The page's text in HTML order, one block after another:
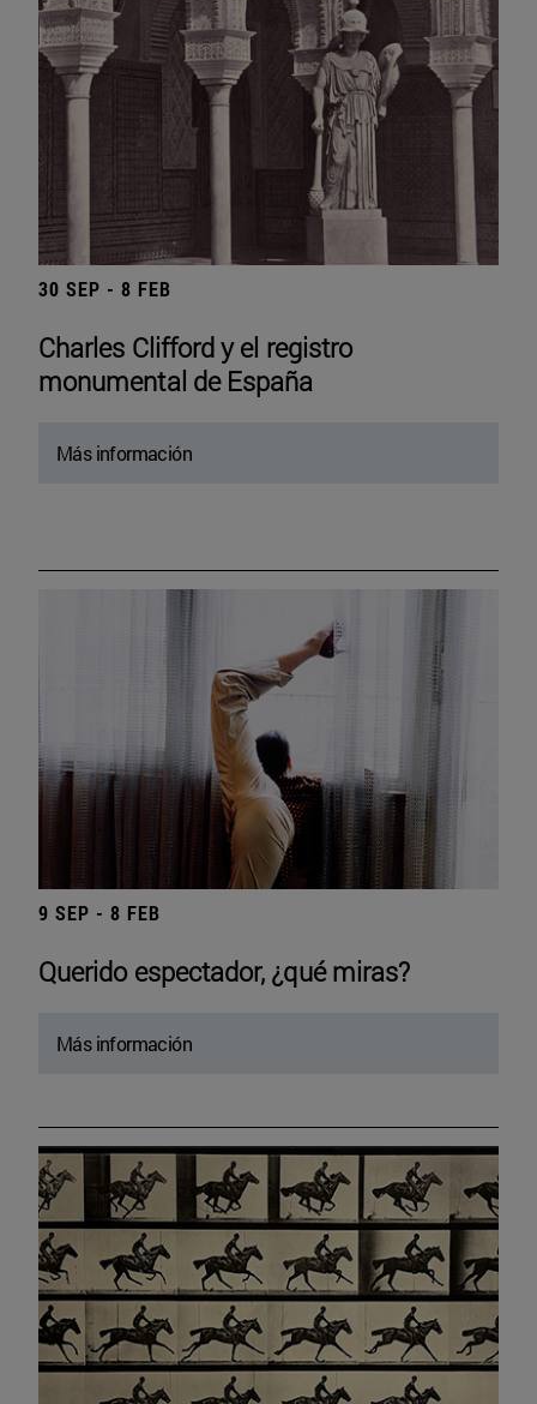
30 SEP - 8 FEB
Charles Clifford y el registro
monumental de España
Más información
9 SEP - 8 FEB
Querido espectador, ¿qué miras?
Más información